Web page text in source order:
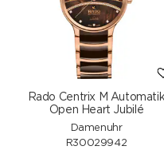
Rado Centrix M Automatik
Open Heart Jubilé
Damenuhr
R30029942